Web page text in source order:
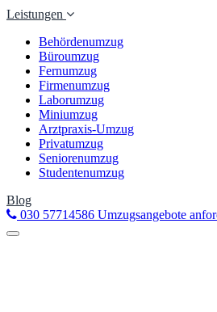
Leistungen
Behördenumzug
Büroumzug
Fernumzug
Firmenumzug
Laborumzug
Miniumzug
Arztpraxis-Umzug
Privatumzug
Seniorenumzug
Studentenumzug
Blog
030 57714586 Umzugsangebote